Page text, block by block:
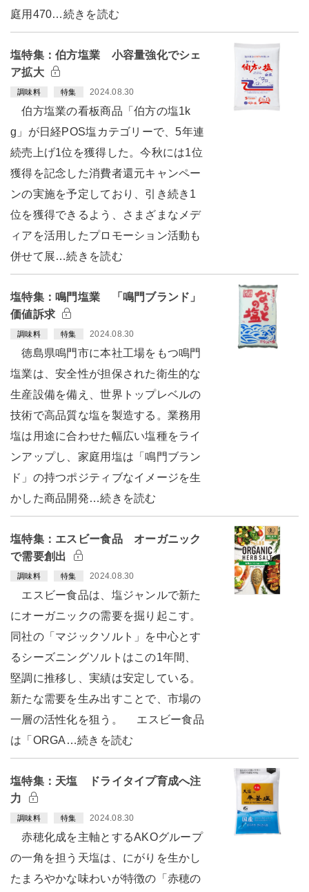
庭用470…続きを読む
塩特集：伯方塩業 小容量強化でシェ
ア拡大
調味料 特集 2024.08.30
伯方塩業の看板商品「伯方の塩1k
g」が日経POS塩カテゴリーで、5年連
続売上げ1位を獲得した。今秋には1位
獲得を記念した消費者還元キャンペー
ンの実施を予定しており、引き続き1
位を獲得できるよう、さまざまなメデ
ィアを活用したプロモーション活動も
併せて展…続きを読む
塩特集：鳴門塩業 「鳴門ブランド」
価値訴求
調味料 特集 2024.08.30
徳島県鳴門市に本社工場をもつ鳴門
塩業は、安全性が担保された衛生的な
生産設備を備え、世界トップレベルの
技術で高品質な塩を製造する。業務用
塩は用途に合わせた幅広い塩種をライ
ンアップし、家庭用塩は「鳴門ブラン
ド」の持つポジティブなイメージを生
かした商品開発…続きを読む
塩特集：エスビー食品 オーガニック
で需要創出
調味料 特集 2024.08.30
エスビー食品は、塩ジャンルで新た
にオーガニックの需要を掘り起こす。
同社の「マジックソルト」を中心とす
るシーズニングソルトはこの1年間、
堅調に推移し、実績は安定している。
新たな需要を生み出すことで、市場の
一層の活性化を狙う。 エスビー食品
は「ORGA…続きを読む
塩特集：天塩 ドライタイプ育成へ注
力
調味料 特集 2024.08.30
赤穂化成を主軸とするAKOグループ
の一角を担う天塩は、にがりを生かし
たまろやかな味わいが特徴の「赤穂の